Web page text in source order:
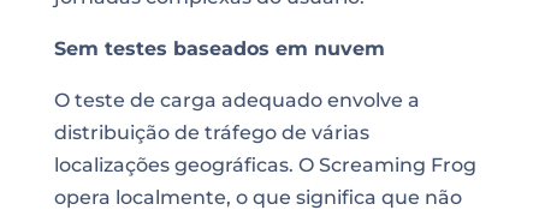
Sem testes baseados em nuvem
O teste de carga adequado envolve a
distribuição de tráfego de várias
localizações geográficas. O Screaming Frog
opera localmente, o que significa que não